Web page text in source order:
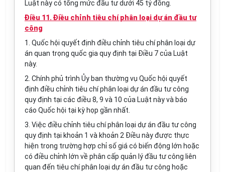
Luật này có tổng mức đầu tư dưới 45 tỷ đồng.
Điều 11. Điều chỉnh tiêu chí phân loại dự án đầu tư
công
1. Quốc hội quyết định điều chỉnh tiêu chí phân loại dự
án quan trọng quốc gia quy định tại Điều 7 của Luật
này.
2. Chính phủ trình Ủy ban thường vụ Quốc hội quyết
định điều chỉnh tiêu chí phân loại dự án đầu tư công
quy định tại các điều 8, 9 và 10 của Luật này và báo
cáo Quốc hội tại kỳ họp gần nhất.
3. Việc điều chỉnh tiêu chí phân loại dự án đầu tư công
quy định tại khoản 1 và khoản 2 Điều này được thực
hiện trong trường hợp chỉ số giá có biến động lớn hoặc
có điều chỉnh lớn về phân cấp quản lý đầu tư công liên
quan đến tiêu chí phân loại dự án đầu tư công hoặc